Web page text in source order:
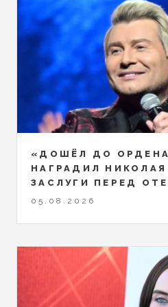
«ДОШЁЛ ДО
НАГРАДИЛ
ЗАСЛУГИ ПЕРЕД
05.08.2026